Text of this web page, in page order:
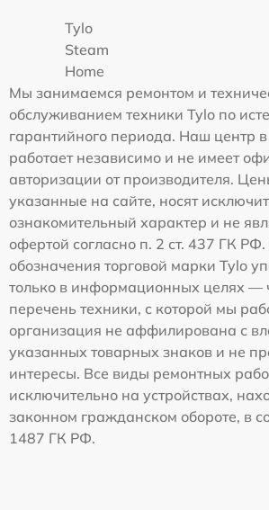
Tylo
Steam
Home
Мы занимаемся ремонтом и
обслуживанием техники Tylo по
гарантийного периода. Наш центр
работает независимо и не имеет
авторизации от производителя.
указанные на сайте, носят
ознакомительный характер и не
офертой согласно п. 2 ст. 437 ГК
обозначения торговой марки Tylo
только в информационных целях —
перечень техники, с которой мы
организация не аффилирована с
указанных товарных знаков и не
интересы. Все виды ремонтных
исключительно на устройствах,
законном гражданском обороте, в
1487 ГК РФ.